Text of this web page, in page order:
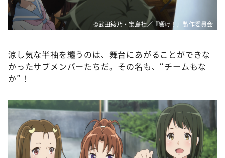
ポツンと一軒家
ザキ山小屋本館
アナ回覧板
©武田綾乃・宝島社／『響け！』製作委員会
涼し気な半袖を纏うのは、舞台にあがることができな
かったサブメンバーたちだ。その名も、“チームもな
か”！